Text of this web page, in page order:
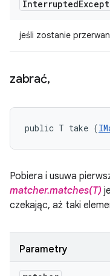
Interrupted
jeśli zostanie
zabrać,
public T take (
Pobiera i usuwa
matcher.matches(T)
czekając, aż taki
Parametry